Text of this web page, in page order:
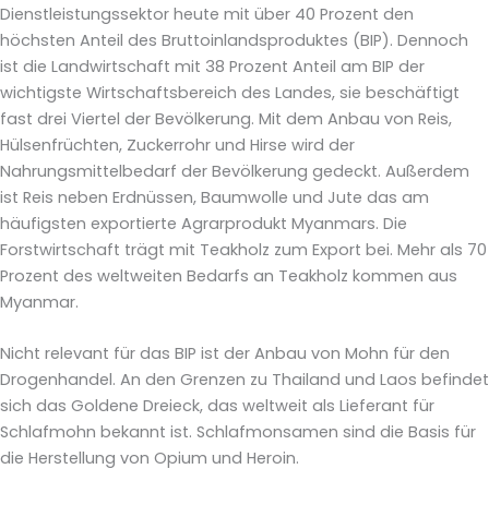
Dienstleistungssektor heute mit über 40 Prozent den
höchsten Anteil des Bruttoinlandsproduktes (BIP). Dennoch
ist die Landwirtschaft mit 38 Prozent Anteil am BIP der
wichtigste Wirtschaftsbereich des Landes, sie beschäftigt
fast drei Viertel der Bevölkerung. Mit dem Anbau von Reis,
Hülsenfrüchten, Zuckerrohr und Hirse wird der
Nahrungsmittelbedarf der Bevölkerung gedeckt. Außerdem
ist Reis neben Erdnüssen, Baumwolle und Jute das am
häufigsten exportierte Agrarprodukt Myanmars. Die
Forstwirtschaft trägt mit Teakholz zum Export bei. Mehr als 70
Prozent des weltweiten Bedarfs an Teakholz kommen aus
Myanmar.
Nicht relevant für das BIP ist der Anbau von Mohn für den
Drogenhandel. An den Grenzen zu Thailand und Laos befindet
sich das Goldene Dreieck, das weltweit als Lieferant für
Schlafmohn bekannt ist. Schlafmonsamen sind die Basis für
die Herstellung von Opium und Heroin.